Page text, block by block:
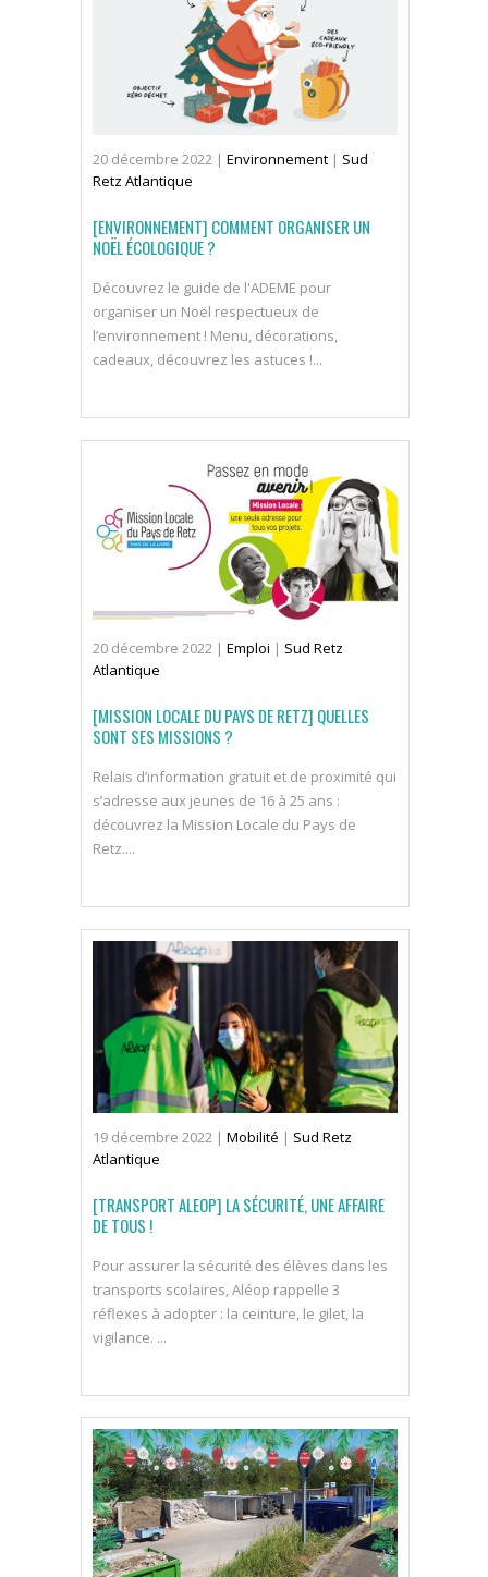
20 décembre 2022 | Environnement | Sud
Retz Atlantique
[ENVIRONNEMENT] COMMENT ORGANISER UN
NOËL ÉCOLOGIQUE ?
Découvrez le guide de l'ADEME pour
organiser un Noël respectueux de
l’environnement ! Menu, décorations,
cadeaux, découvrez les astuces !...
20 décembre 2022 | Emploi | Sud Retz
Atlantique
[MISSION LOCALE DU PAYS DE RETZ] QUELLES
SONT SES MISSIONS ?
Relais d’information gratuit et de proximité qui
s’adresse aux jeunes de 16 à 25 ans :
découvrez la Mission Locale du Pays de
Retz....
19 décembre 2022 | Mobilité | Sud Retz
Atlantique
[TRANSPORT ALEOP] LA SÉCURITÉ, UNE AFFAIRE
DE TOUS !
Pour assurer la sécurité des élèves dans les
transports scolaires, Aléop rappelle 3
réflexes à adopter : la ceinture, le gilet, la
vigilance. ...